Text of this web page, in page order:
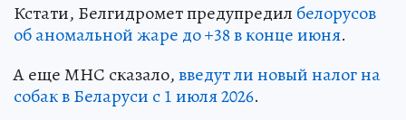
Кстати, Белгидромет предупредил белорусов
об аномальной жаре до +38 в конце июня.
А еще МНС сказало,введут ли новый налог на
собак в Беларуси с 1 июля 2026.